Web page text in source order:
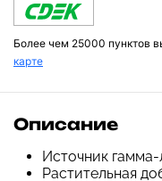
Более чем 25000 пунктов
карте
Описание
Источник
Растительная